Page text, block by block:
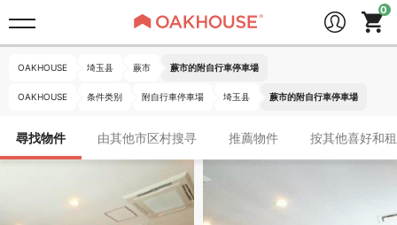
OAKHOUSE 埼玉县 蕨市 蕨市的附自行車停車場
OAKHOUSE 条件类别 附自行車停車場 埼玉县 蕨市的附自行車停車場
尋找物件 由其他市区村搜寻 推薦物件 按其他喜好和